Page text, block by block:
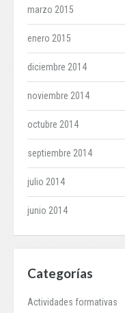
marzo 2015
enero 2015
diciembre 2014
noviembre 2014
octubre 2014
septiembre 2014
julio 2014
junio 2014
Categorías
Actividades formativas